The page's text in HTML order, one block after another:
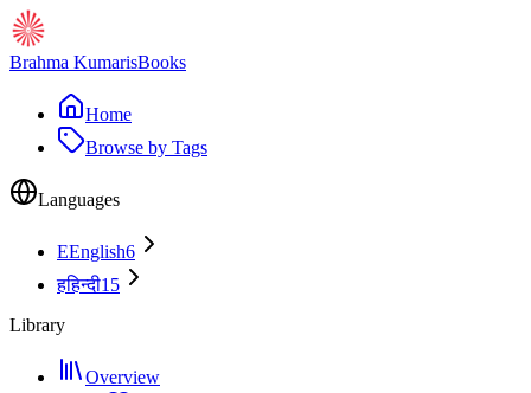
Brahma KumarisBooks
Home
Browse by Tags
Languages
EEnglish6
हहिन्दी15
Library
Overview